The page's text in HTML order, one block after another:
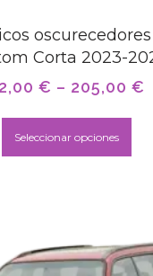
Corta 2023-
€ – 205,00 €
Seleccionar opciones